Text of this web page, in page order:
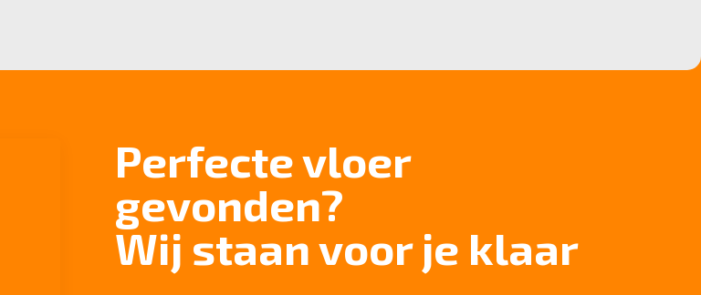
Perfecte vloer
gevonden?
Wij staan voor je klaar